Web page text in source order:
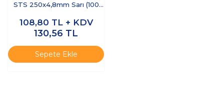
STS 250x4,8mm Sarı (100
108,80 TL + KDV
130,56 TL
Sepete Ekle